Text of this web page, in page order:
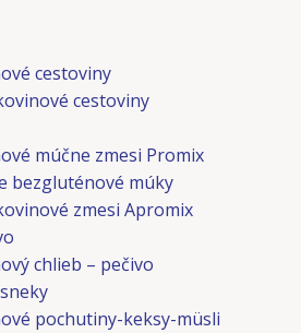
cestoviny
cestoviny
múčne zmesi Promix
bezgluténové múky
zmesi Apromix
chlieb – pečivo
pochutiny-keksy-müsli